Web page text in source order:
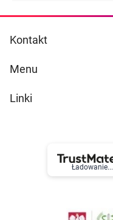
Kontakt
Menu
Linki
Ładowanie...